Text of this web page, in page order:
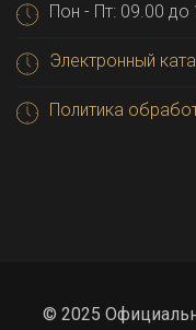
Пон - Пт: 09.00 до
Электронный
Политика
© 2025